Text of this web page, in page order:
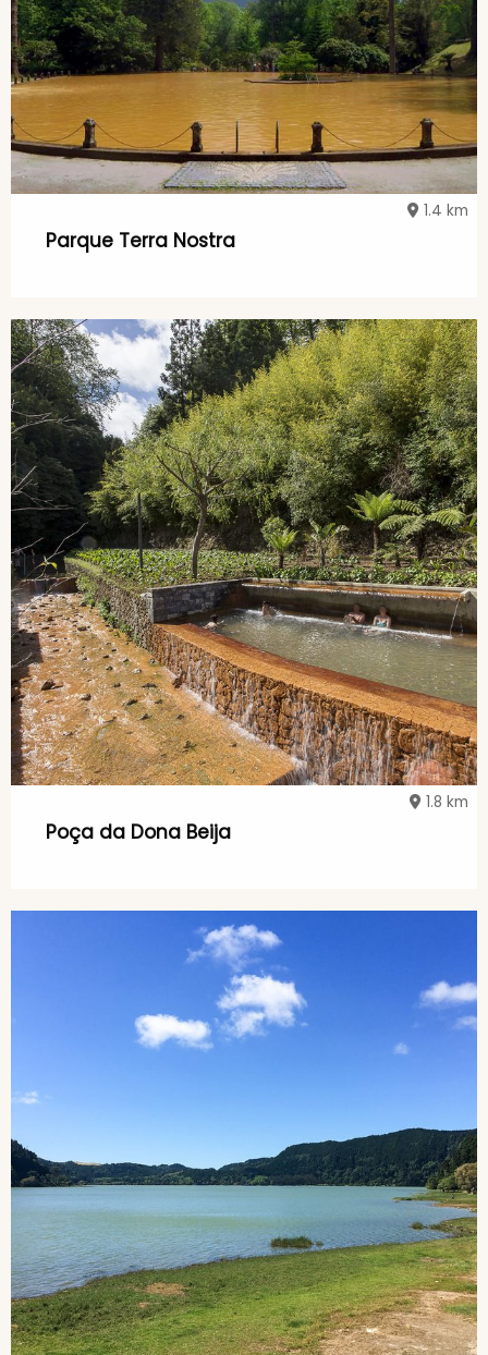
Parque Terra Nostra
1.4 km
Poça da Dona Beija
1.8 km